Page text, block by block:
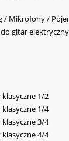
/ Mikrofony /
gitar
1/2
1/4
3/4
4/4